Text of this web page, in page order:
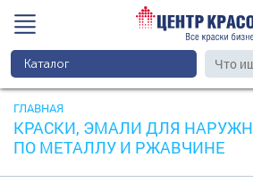
Каталог
ГЛАВНАЯ
КРАСКИ, ЭМАЛИ ДЛЯ
ПО МЕТАЛЛУ И РЖАВЧИНЕ